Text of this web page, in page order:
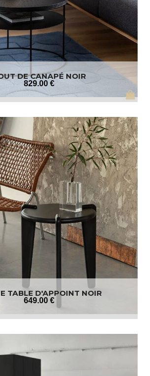
DE CANAPÉ NOIR
829.00 €
TABLE D'APPOINT NOIR
649.00 €